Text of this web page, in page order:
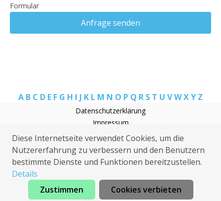
Formular
Anfrage senden
A B C D E F G H I J K L M N O P Q R S T U VWXY Z
Datenschutzerklärung
Impressum
Rohrreinigung Deisenhofen bei München
Heizungsnotdienst Deisenhofen bei München
Kammerjäger Deisenhofen bei München
Sat Installation Deisenhofen bei München
Jetzt anrufen
Diese Internetseite verwendet Cookies, um die
Nutzererfahrung zu verbessern und den Benutzern
bestimmte Dienste und Funktionen bereitzustellen.
Details
Zustimmen
Cookies verbieten